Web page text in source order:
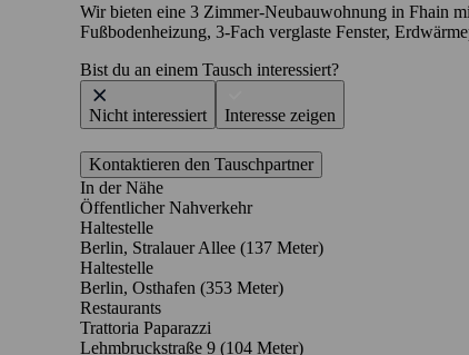
Wir bieten eine 3 Zimmer-Neubauwohnung in Fhain
Fußbodenheizung, 3-Fach verglaste Fenster,
Bist du an einem Tausch interessiert?
Nicht interessiert Interesse zeigen
Kontaktieren den Tauschpartner
In der Nähe
Öffentlicher Nahverkehr
Haltestelle
Berlin, Stralauer Allee (137 Meter)
Haltestelle
Berlin, Osthafen (353 Meter)
Restaurants
Trattoria Paparazzi
Lehmbruckstraße 9 (104 Meter)